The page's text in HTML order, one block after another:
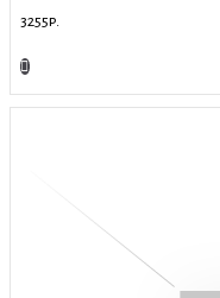
3255р.